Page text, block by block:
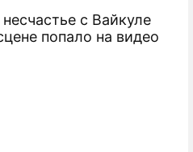
с Вайкуле
попало на видео